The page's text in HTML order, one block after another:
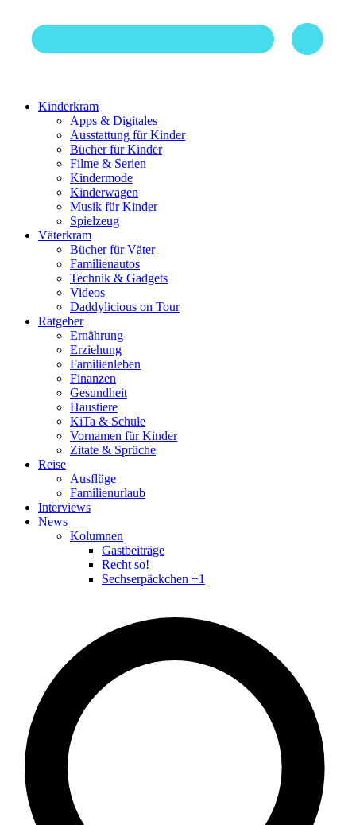
Kinderkram
Apps & Digitales
Ausstattung für Kinder
Bücher für Kinder
Filme & Serien
Kindermode
Kinderwagen
Musik für Kinder
Spielzeug
Väterkram
Bücher für Väter
Familienautos
Technik & Gadgets
Videos
Daddylicious on Tour
Ratgeber
Ernährung
Erziehung
Familienleben
Finanzen
Gesundheit
Haustiere
KiTa & Schule
Vornamen für Kinder
Zitate & Sprüche
Reise
Ausflüge
Familienurlaub
Interviews
News
Kolumnen
Gastbeiträge
Recht so!
Sechserpäckchen +1